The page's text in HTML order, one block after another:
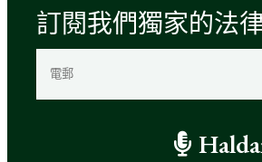
訂閱我們獨家的法
（